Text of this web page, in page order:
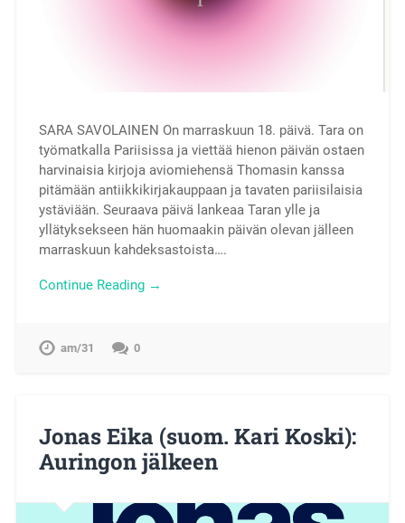
SARA SAVOLAINEN On marraskuun 18. päivä. Tara on
työmatkalla Pariisissa ja viettää hienon päivän ostaen
harvinaisia kirjoja aviomiehensä Thomasin kanssa
pitämään antiikkikirjakauppaan ja tavaten pariisilaisia
ystäviään. Seuraava päivä lankeaa Taran ylle ja
yllätyksekseen hän huomaakin päivän olevan jälleen
marraskuun kahdeksastoista….
Continue Reading →
am/31 0
Jonas Eika (suom. Kari Koski):
Auringon jälkeen